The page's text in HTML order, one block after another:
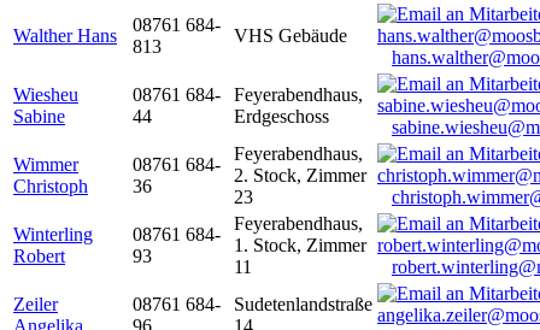
Walther Hans
08761 684-
813
VHS Gebäude
Wiesheu
Sabine
08761 684-
44
Feyerabendhaus,
Erdgeschoss
Wimmer
Christoph
08761 684-
36
Feyerabendhaus,
2. Stock, Zimmer
23
Winterling
Robert
08761 684-
93
Feyerabendhaus,
1. Stock, Zimmer
11
Zeiler
Angelika
08761 684-
96
Sudetenlandstraße
14